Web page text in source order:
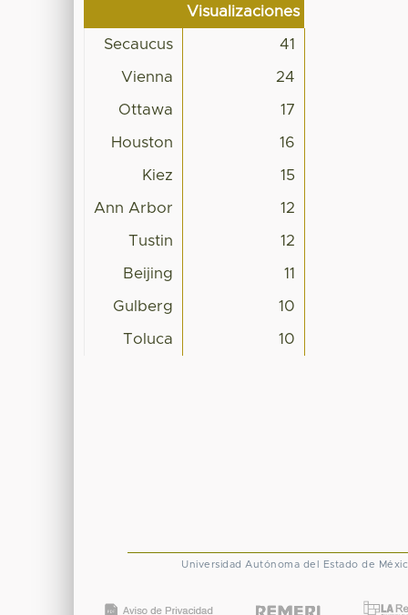
Visualizaciones
Secaucus 41
Vienna 24
Ottawa 17
Houston 16
Kiez 15
Ann Arbor 12
Tustin 12
Beijing 11
Gulberg 10
Toluca 10
Universidad Autónoma del Estado de